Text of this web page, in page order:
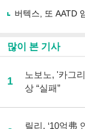
버텍스, 또 AATD
많이 본 기사
1
노보노, '카그
상 “실패”
릴리, ‘10억弗